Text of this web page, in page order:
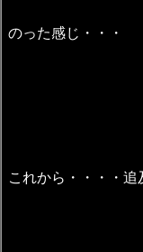
のった感じ・・・
これから・・